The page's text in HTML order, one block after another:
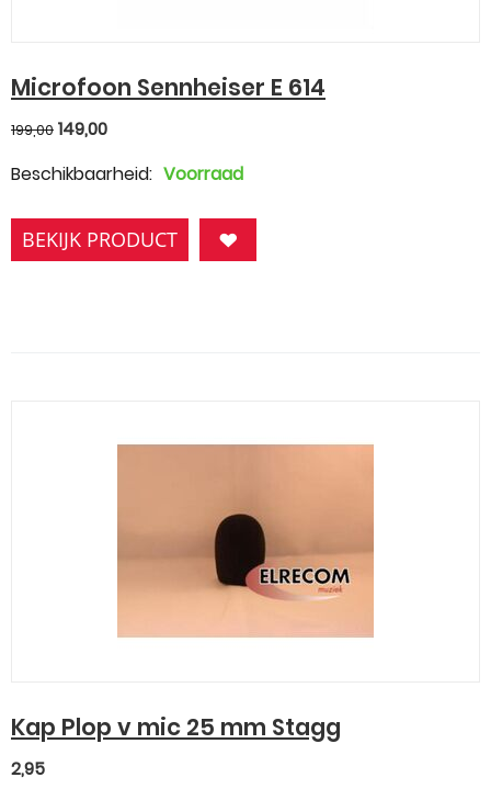
Microfoon Sennheiser E 614
199,00 149,00
Beschikbaarheid: Voorraad
BEKIJK PRODUCT
Kap Plop v mic 25 mm Stagg
2,95